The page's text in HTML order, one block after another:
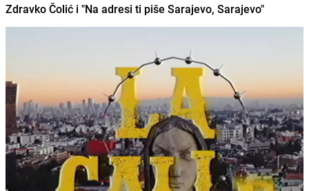
Zdravko Čolić i "Na adresi ti piše Sarajevo, Sarajevo"